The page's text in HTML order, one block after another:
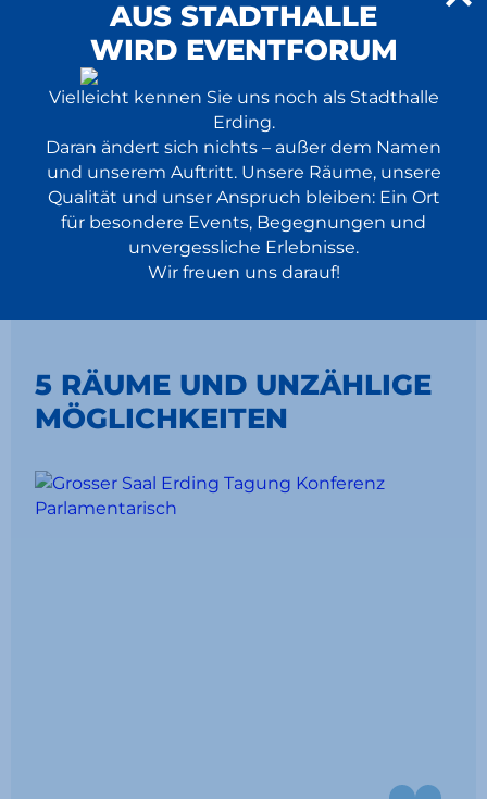
von 26.09. bis 27.09.2026
Messe
26.09.
2026
10:00 Uhr
Zu Veranstaltungen & Tickets
5 RÄUME UND UNZÄHLIGE
MÖGLICHKEITEN
AUS STADTHALLE
WIRD EVENTFORUM
Vielleicht kennen Sie uns noch als Stadthalle
Erding.
Daran ändert sich nichts – außer dem Namen
und unserem Auftritt. Unsere Räume, unsere
Qualität und unser Anspruch bleiben: Ein Ort
für besondere Events, Begegnungen und
unvergessliche Erlebnisse.
Wir freuen uns darauf!